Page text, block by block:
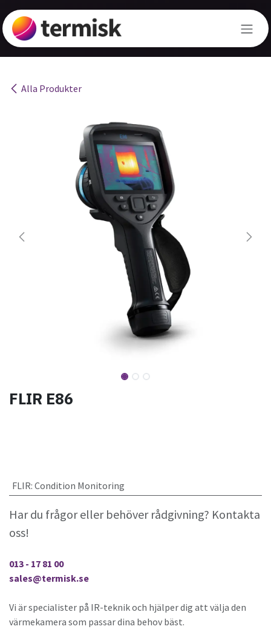
Hoppa till innehåll
Alla Produkter
FLIR E86
FLIR: Condition Monitoring
Har du frågor eller behöver rådgivning? Kontakta
oss!
013 - 17 81 00
sales@termisk.se
Vi är specialister på IR-teknik och hjälper dig att välja den
värmekamera som passar dina behov bäst.